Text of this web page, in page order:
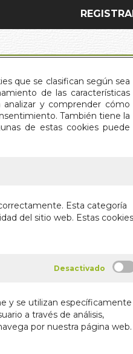
que se clasifican según sea
de las características
y comprender cómo
También tiene la
de estas cookies puede
Esta categoría
del sitio web. Estas cookies
y se utilizan específicamente
a través de análisis,
por nuestra página web.
CONTACTO
DE
(PACK)
FELICIDAD Y EL
GREEN LEAF